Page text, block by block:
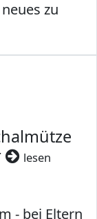
zu
lesen
- bei Eltern